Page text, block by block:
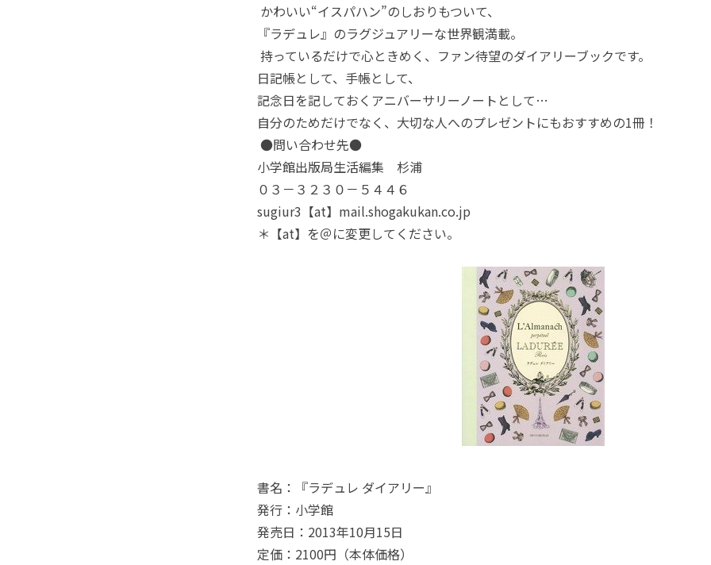
かわいい“イスパハン”のしおりもついて、
『ラデュレ』のラグジュアリーな世界観満載。
持っているだけで心ときめく、ファン待望のダイアリーブックです。
日記帳として、手帳として、
記念日を記しておくアニバーサリーノートとして…
自分のためだけでなく、大切な人へのプレゼントにもおすすめの1冊！
●問い合わせ先●
小学館出版局生活編集 杉浦
０３－３２３０－５４４６
sugiur3【at】mail.shogakukan.co.jp
＊【at】を＠に変更してください。
書名：『ラデュレ ダイアリー』
発行：小学館
発売日：2013年10月15日
定価：2100円（本体価格）